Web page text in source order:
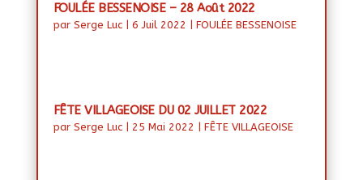
FOULÉE BESSENOISE – 28 Août 2022
par Serge Luc| 6 Juil 2022 FOULÉE BESSENOISE
FÊTE VILLAGEOISE DU 02 JUILLET 2022
par Serge Luc| 25 Mai 2022 FÊTE VILLAGEOISE